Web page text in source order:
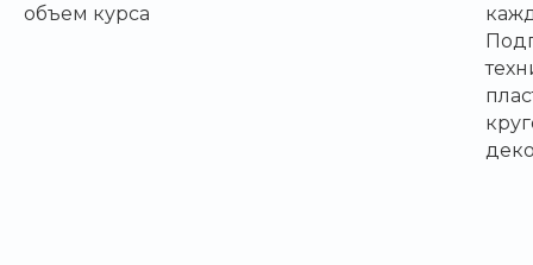
объем курса